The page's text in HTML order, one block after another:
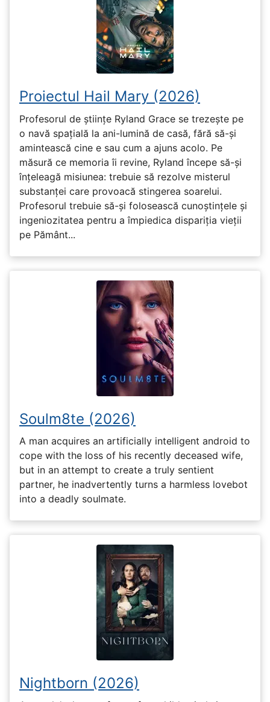
Proiectul Hail Mary (2026)
Profesorul de științe Ryland Grace se trezește pe
o navă spațială la ani-lumină de casă, fără să-și
amintească cine e sau cum a ajuns acolo. Pe
măsură ce memoria îi revine, Ryland începe să-și
înțeleagă misiunea: trebuie să rezolve misterul
substanței care provoacă stingerea soarelui.
Profesorul trebuie să-și folosească cunoștințele și
ingeniozitatea pentru a împiedica dispariția vieții
pe Pământ...
Soulm8te (2026)
A man acquires an artificially intelligent android to
cope with the loss of his recently deceased wife,
but in an attempt to create a truly sentient
partner, he inadvertently turns a harmless lovebot
into a deadly soulmate.
Nightborn (2026)